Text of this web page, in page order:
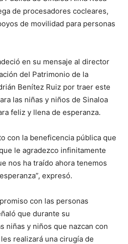
de procesadores cocleares,
de movilidad para personas
en su mensaje al director
del Patrimonio de la
Benítez Ruiz por traer este
las niñas y niños de Sinaloa
feliz y llena de esperanza.
con la beneficencia pública que
le agradezco infinitamente
nos ha traído ahora tenemos
expresó.
con las personas
que durante su
niñas y niños que nazcan con
realizará una cirugía de